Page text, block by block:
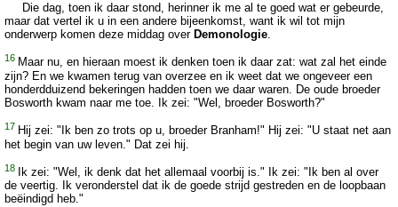
Die dag, toen ik daar stond, herinner ik me al te goed wat er gebeurde,
maar dat vertel ik u in een andere bijeenkomst, want ik wil tot mijn
onderwerp komen deze middag over Demonologie.
16 Maar nu, en hieraan moest ik denken toen ik daar zat: wat zal het einde
zijn? En we kwamen terug van overzee en ik weet dat we ongeveer een
honderdduizend bekeringen hadden toen we daar waren. De oude broeder
Bosworth kwam naar me toe. Ik zei: "Wel, broeder Bosworth?"
17 Hij zei: "Ik ben zo trots op u, broeder Branham!" Hij zei: "U staat net aan
het begin van uw leven." Dat zei hij.
18
Ik zei: "Wel, ik denk dat het allemaal voorbij is." Ik zei: "Ik ben al over
de veertig. Ik veronderstel dat ik de goede strijd gestreden en de loopbaan
beëindigd heb."